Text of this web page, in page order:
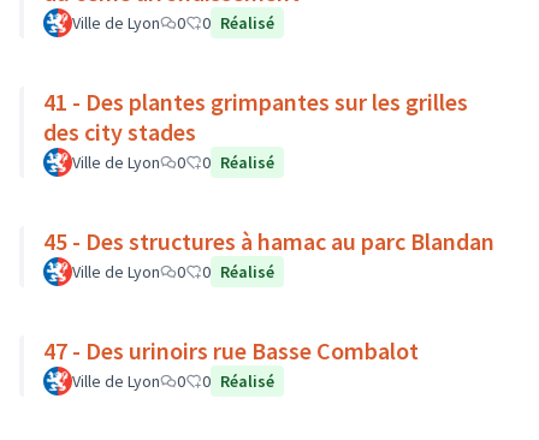
Ville de Lyon 0 0 Réalisé
41 - Des plantes grimpantes sur les grilles
des city stades
Ville de Lyon 0 0 Réalisé
45 - Des structures à hamac au parc Blandan
Ville de Lyon 0 0 Réalisé
47 - Des urinoirs rue Basse Combalot
Ville de Lyon 0 0 Réalisé